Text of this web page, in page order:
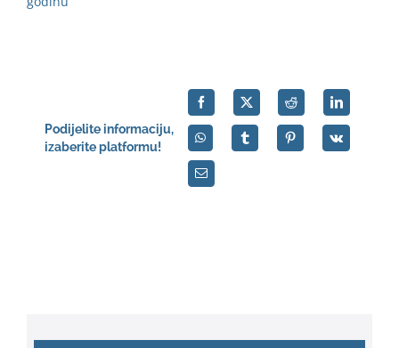
Podijelite informaciju,
izaberite platformu!